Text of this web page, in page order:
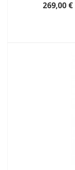
269,00 €